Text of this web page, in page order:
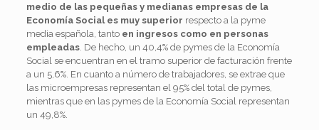
medio de las pequeñas y medianas empresas de la
Economía Social es muy superior respecto a la pyme
media española, tanto en ingresos como en personas
empleadas. De hecho, un 40,4% de pymes de la Economía
Social se encuentran en el tramo superior de facturación frente
a un 5,6%. En cuanto a número de trabajadores, se extrae que
las microempresas representan el 95% del total de pymes,
mientras que en las pymes de la Economía Social representan
un 49,8%.